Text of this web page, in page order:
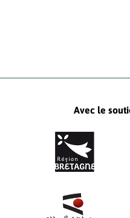
Avec le